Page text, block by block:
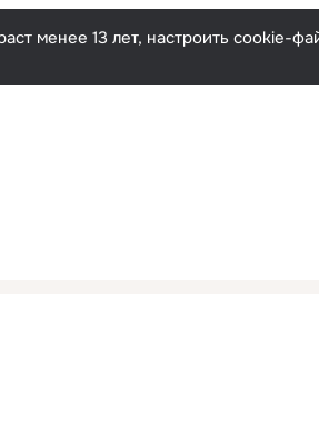
менее 13 лет, настроить cookie-